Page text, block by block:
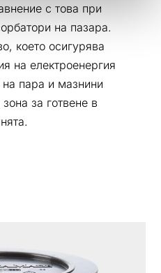
с това при
на пазара.
което осигурява
на електроенергия
пара и мазнини
за готвене в